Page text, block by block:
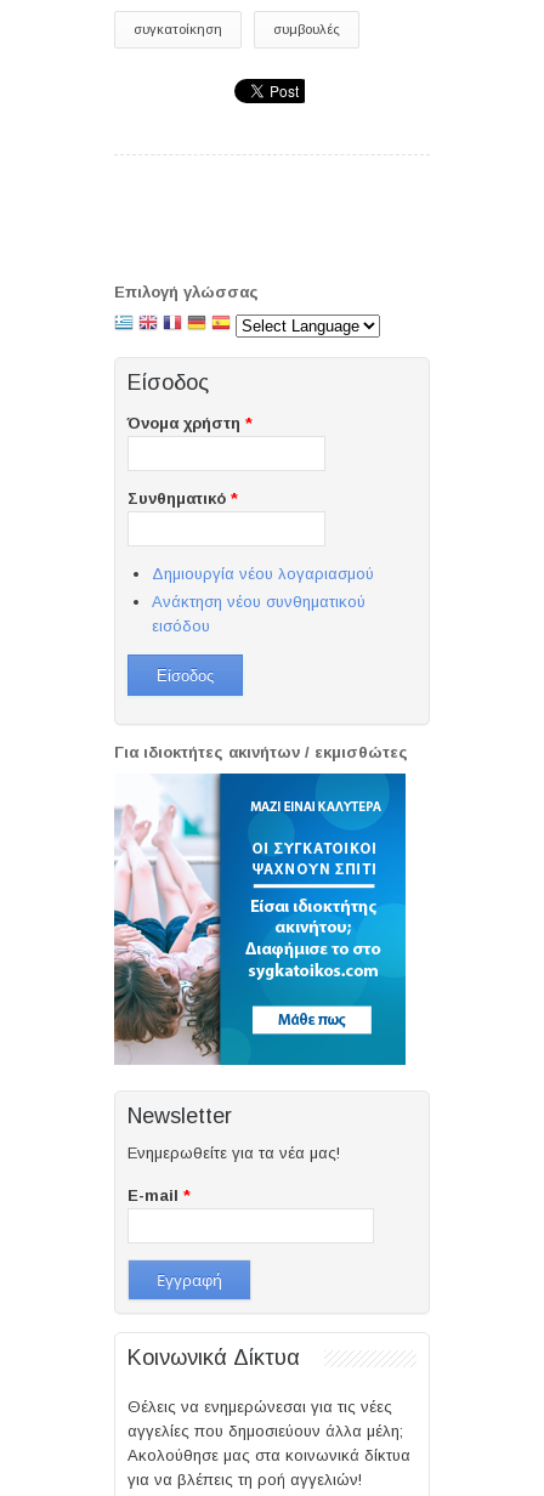
συγκατοίκηση συμβουλές
Επιλογή γλώσσας
Είσοδος
Όνομα χρήστη *
Συνθηματικό *
Δημιουργία νέου λογαριασμού
Ανάκτηση νέου συνθηματικού
εισόδου
Για ιδιοκτήτες ακινήτων / εκμισθώτες
Newsletter
Ενημερωθείτε για τα νέα μας!
E-mail *
Κοινωνικά Δίκτυα
Θέλεις να ενημερώνεσαι για τις νέες
αγγελίες που δημοσιεύουν άλλα μέλη;
Ακολούθησε μας στα κοινωνικά δίκτυα
για να βλέπεις τη ροή αγγελιών!